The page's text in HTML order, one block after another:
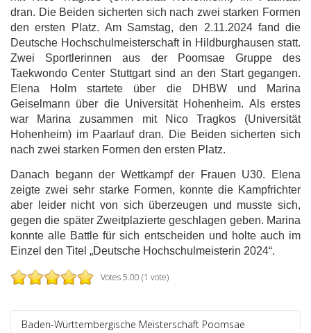
dran. Die Beiden sicherten sich nach zwei starken Formen
den ersten Platz. Am Samstag, den 2.11.2024 fand die
Deutsche Hochschulmeisterschaft in Hildburghausen statt.
Zwei Sportlerinnen aus der Poomsae Gruppe des
Taekwondo Center Stuttgart sind an den Start gegangen.
Elena Holm startete über die DHBW und Marina
Geiselmann über die Universität Hohenheim. Als erstes
war Marina zusammen mit Nico Tragkos (Universität
Hohenheim) im Paarlauf dran. Die Beiden sicherten sich
nach zwei starken Formen den ersten Platz.
Danach begann der Wettkampf der Frauen U30. Elena
zeigte zwei sehr starke Formen, konnte die Kampfrichter
aber leider nicht von sich überzeugen und musste sich,
gegen die später Zweitplazierte geschlagen geben. Marina
konnte alle Battle für sich entscheiden und holte auch im
Einzel den Titel „Deutsche Hochschulmeisterin 2024“.
Votes 5.00 (1 vote)
Baden-Württembergische Meisterschaft Poomsae